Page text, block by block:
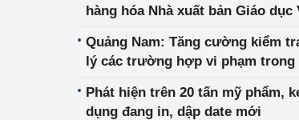
hàng hóa Nhà xuất bản Giáo dục
Quảng Nam: Tăng cường kiểm
lý các trường hợp vi phạm
Phát hiện trên 20 tấn mỹ phẩm,
dụng đang in, dập date mới